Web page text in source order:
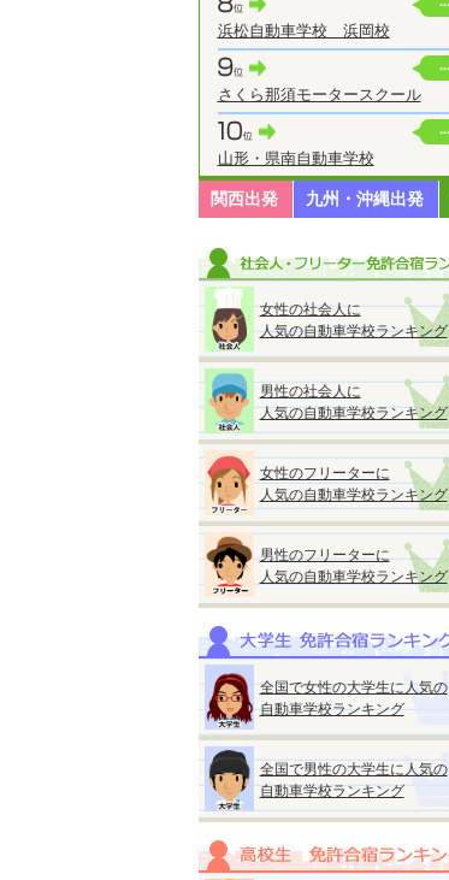
浜松自動車学校 浜岡校
さくら那須モータースクール
山形・県南自動車学校
関西出発 九州・沖縄出発
女性の社会人に
人気の自動車学校ランキング
男性の社会人に
人気の自動車学校ランキング
女性のフリーターに
人気の自動車学校ランキング
男性のフリーターに
人気の自動車学校ランキング
全国で女性の大学生に人気の
自動車学校ランキング
全国で男性の大学生に人気の
自動車学校ランキング